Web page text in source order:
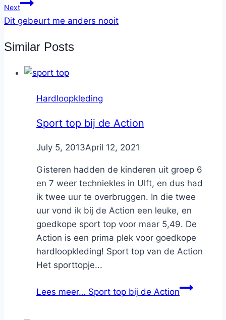
Next
Dit gebeurt me anders nooit
Similar Posts
Hardloopkleding
Sport top bij de Action
ByNicole
July 5, 2013April 12, 2021
Gisteren hadden de kinderen uit groep 6
en 7 weer techniekles in Ulft, en dus had
ik twee uur te overbruggen. In die twee
uur vond ik bij de Action een leuke, en
goedkope sport top voor maar 5,49. De
Action is een prima plek voor goedkope
hardloopkleding! Sport top van de Action
Het sporttopje...
Lees meer… Sport top bij de Action